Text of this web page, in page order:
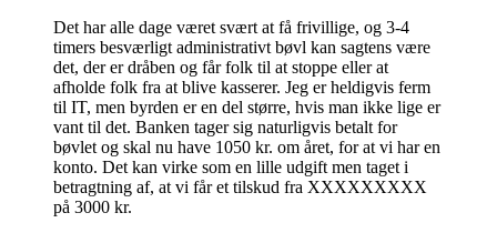
Det har alle dage været svært at få frivillige, og 3-4
timers besværligt administrativt bøvl kan sagtens være
det, der er dråben og får folk til at stoppe eller at
afholde folk fra at blive kasserer. Jeg er heldigvis ferm
til IT, men byrden er en del større, hvis man ikke lige er
vant til det. Banken tager sig naturligvis betalt for
bøvlet og skal nu have 1050 kr. om året, for at vi har en
konto. Det kan virke som en lille udgift men taget i
betragtning af, at vi får et tilskud fra XXXXXXXXX
på 3000 kr.